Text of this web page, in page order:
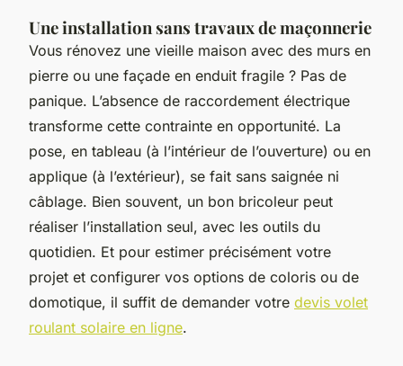
Une installation sans travaux de maçonnerie
Vous rénovez une vieille maison avec des murs en
pierre ou une façade en enduit fragile ? Pas de
panique. L’absence de raccordement électrique
transforme cette contrainte en opportunité. La
pose, en tableau (à l’intérieur de l’ouverture) ou en
applique (à l’extérieur), se fait sans saignée ni
câblage. Bien souvent, un bon bricoleur peut
réaliser l’installation seul, avec les outils du
quotidien. Et pour estimer précisément votre
projet et configurer vos options de coloris ou de
domotique, il suffit de demander votre devis volet
roulant solaire en ligne.